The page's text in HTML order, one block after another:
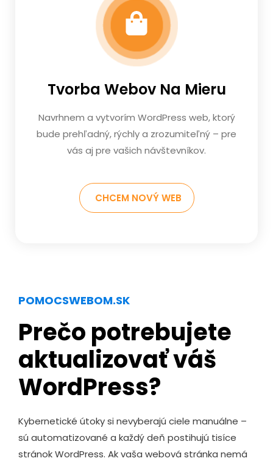
Tvorba Webov Na Mieru
Navrhnem a vytvorím WordPress web, ktorý
bude prehľadný, rýchly a zrozumiteľný – pre
vás aj pre vašich návštevníkov.
CHCEM NOVÝ WEB
POMOCSWEBOM.SK
Prečo potrebujete
aktualizovať váš
WordPress?
Kybernetické útoky si nevyberajú ciele manuálne –
sú automatizované a každý deň postihujú tisíce
stránok WordPress. Ak vaša webová stránka nemá